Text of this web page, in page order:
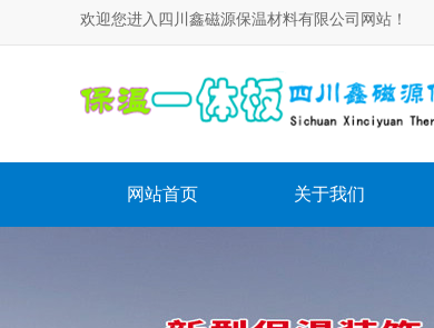
欢迎您进入四川鑫磁源保温材料有限公司网站！
网站首页 关于我们